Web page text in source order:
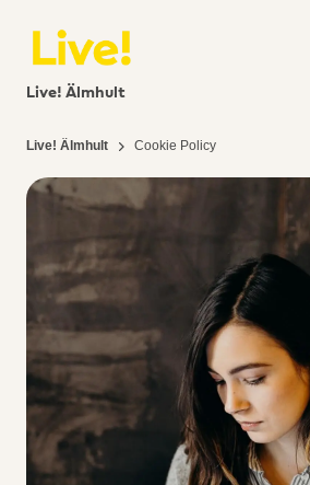
Live! Älmhult
Live! Älmhult Cookie Policy